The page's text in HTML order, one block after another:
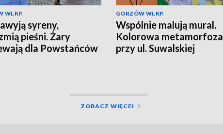
WLKP.
syreny,
pieśni. Żary
dla Powstańców
GORZÓW WLKP.
Wspólnie malują mural.
Kolorowa metamorfoza
przy ul. Suwalskiej
ZOBACZ WIĘCEJ